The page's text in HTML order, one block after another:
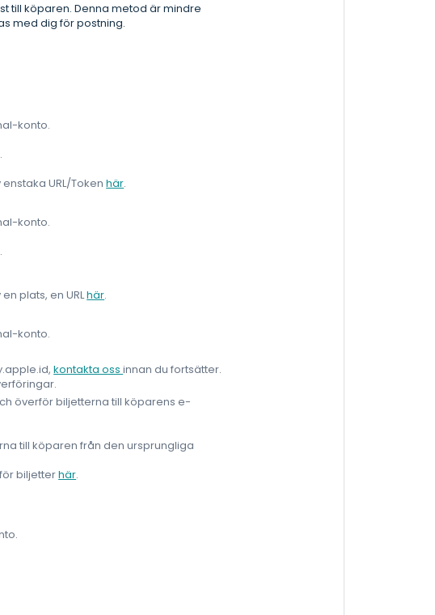
till köparen. Denna metod är mindre
med dig för postning.
konto.
URL/Tokenhär.
konto.
plats, en URLhär.
konto.
kontakta ossinnan du fortsätter.
överför biljetterna till köparens e-
till köparen från den ursprungliga
biljetterhär.